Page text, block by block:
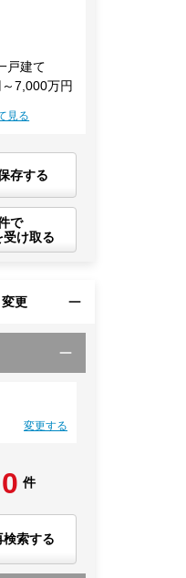
戸建て
7,000万円
見る
存する
で
受け取る
更
変更する
0 件
検索する